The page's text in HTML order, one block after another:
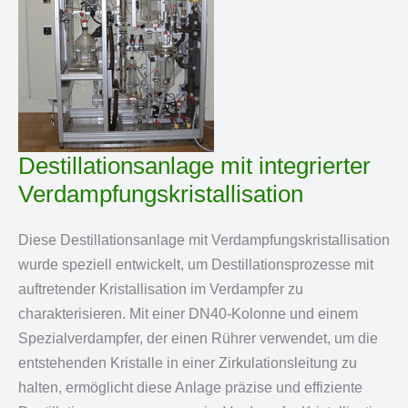
Destillationsanlage mit integrierter
Verdampfungskristallisation
Diese Destillationsanlage mit Verdampfungskristallisation
wurde speziell entwickelt, um Destillationsprozesse mit
auftretender Kristallisation im Verdampfer zu
charakterisieren. Mit einer DN40-Kolonne und einem
Spezialverdampfer, der einen Rührer verwendet, um die
entstehenden Kristalle in einer Zirkulationsleitung zu
halten, ermöglicht diese Anlage präzise und effiziente